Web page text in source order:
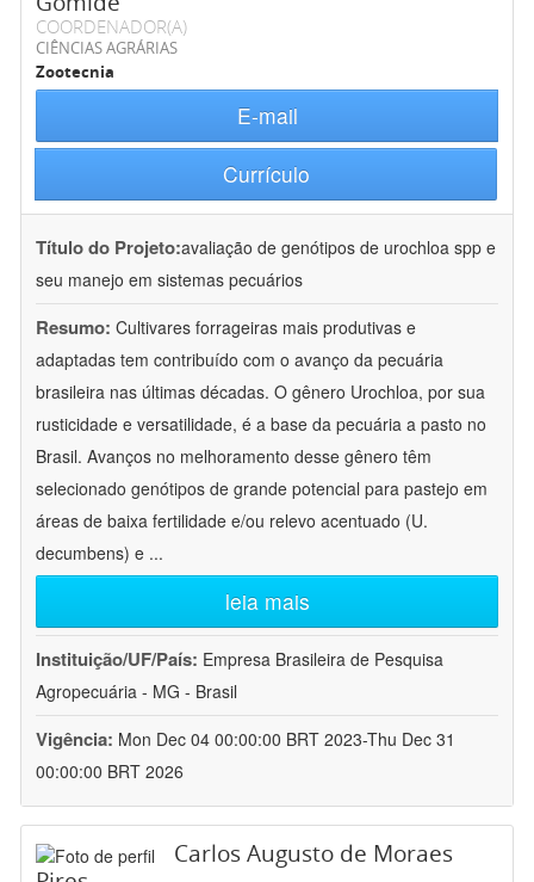
COORDENADOR(A)
CIÊNCIAS AGRÁRIAS
Zootecnia
E-mail
Currículo
Título do Projeto:avaliação de genótipos de urochloa spp e
seu manejo em sistemas pecuários
Resumo: Cultivares forrageiras mais produtivas e
adaptadas tem contribuído com o avanço da pecuária
brasileira nas últimas décadas. O gênero Urochloa, por sua
rusticidade e versatilidade, é a base da pecuária a pasto no
Brasil. Avanços no melhoramento desse gênero têm
selecionado genótipos de grande potencial para pastejo em
áreas de baixa fertilidade e/ou relevo acentuado (U.
decumbens) e ...
leia mais
Instituição/UF/País: Empresa Brasileira de Pesquisa
Agropecuária - MG - Brasil
Vigência: Mon Dec 04 00:00:00 BRT 2023-Thu Dec 31
00:00:00 BRT 2026
Carlos Augusto de Moraes